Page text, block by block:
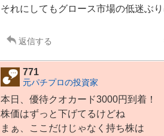
それにしてもグロース市場の低迷ぶ
返信する
771
元パチプロの投資家
本日、優待クオカード3000円到着！
株価はずっと下げてるけどね
まぁ、ここだけじゃなく持ち株は